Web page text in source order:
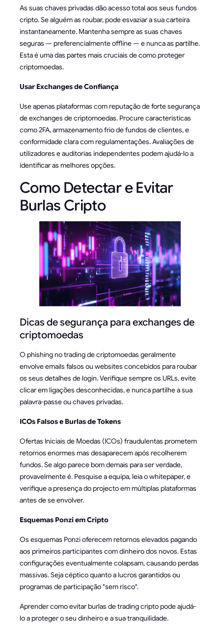
As suas chaves privadas dão acesso total aos seus fundos
cripto. Se alguém as roubar, pode esvaziar a sua carteira
instantaneamente. Mantenha sempre as suas chaves
seguras — preferencialmente offline — e nunca as partilhe.
Esta é uma das partes mais cruciais de como proteger
criptomoedas.
Usar Exchanges de Confiança
Use apenas plataformas com reputação de forte segurança
de exchanges de criptomoedas. Procure características
como 2FA, armazenamento frio de fundos de clientes, e
conformidade clara com regulamentações. Avaliações de
utilizadores e auditorias independentes podem ajudá-lo a
identificar as melhores opções.
Como Detectar e Evitar
Burlas Cripto
Dicas de segurança para exchanges de
criptomoedas
O phishing no trading de criptomoedas geralmente
envolve emails falsos ou websites concebidos para roubar
os seus detalhes de login. Verifique sempre os URLs, evite
clicar em ligações desconhecidas, e nunca partilhe a sua
palavra-passe ou chaves privadas.
ICOs Falsos e Burlas de Tokens
Ofertas Iniciais de Moedas (ICOs) fraudulentas prometem
retornos enormes mas desaparecem após recolherem
fundos. Se algo parece bom demais para ser verdade,
provavelmente é. Pesquise a equipa, leia o whitepaper, e
verifique a presença do projecto em múltiplas plataformas
antes de se envolver.
Esquemas Ponzi em Cripto
Os esquemas Ponzi oferecem retornos elevados pagando
aos primeiros participantes com dinheiro dos novos. Estas
configurações eventualmente colapsam, causando perdas
massivas. Seja céptico quanto a lucros garantidos ou
programas de participação "sem risco".
Aprender como evitar burlas de trading cripto pode ajudá-
lo a proteger o seu dinheiro e a sua tranquilidade.